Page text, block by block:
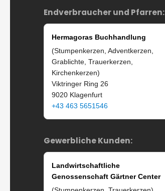
Endverbraucher und Pfarren:
Hermagoras Buchhandlung
(Stumpenkerzen, Adventkerzen,
Grablichte, Trauerkerzen,
Kirchenkerzen)
Viktringer Ring 26
9020 Klagenfurt
+43 463 5651546
Gewerbliche Kunden:
Landwirtschaftliche
Genossenschaft Gärtner Center